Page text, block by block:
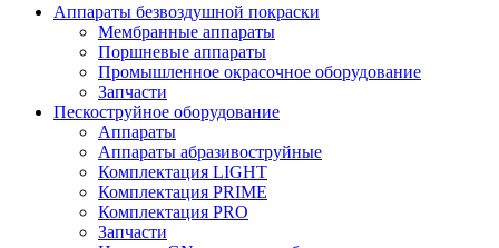
Аппараты безвоздушной покраски
Мембранные аппараты
Поршневые аппараты
Промышленное окрасочное оборудование
Запчасти
Пескоструйное оборудование
Аппараты
Аппараты абразивоструйные
Комплектация LIGHT
Комплектация PRIME
Комплектация PRO
Запчасти